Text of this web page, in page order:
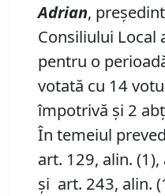
Adrian,
Consiliului Local
pentru o
votată cu 14
împotrivă și 2
În temeiul
art. 129, alin.
și art. 243, alin.